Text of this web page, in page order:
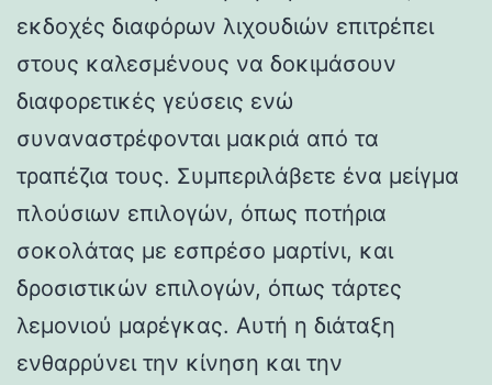
εκδοχές διαφόρων λιχουδιών επιτρέπει
στους καλεσμένους να δοκιμάσουν
διαφορετικές γεύσεις ενώ
συναναστρέφονται μακριά από τα
τραπέζια τους. Συμπεριλάβετε ένα μείγμα
πλούσιων επιλογών, όπως ποτήρια
σοκολάτας με εσπρέσο μαρτίνι, και
δροσιστικών επιλογών, όπως τάρτες
λεμονιού μαρέγκας. Αυτή η διάταξη
ενθαρρύνει την κίνηση και την